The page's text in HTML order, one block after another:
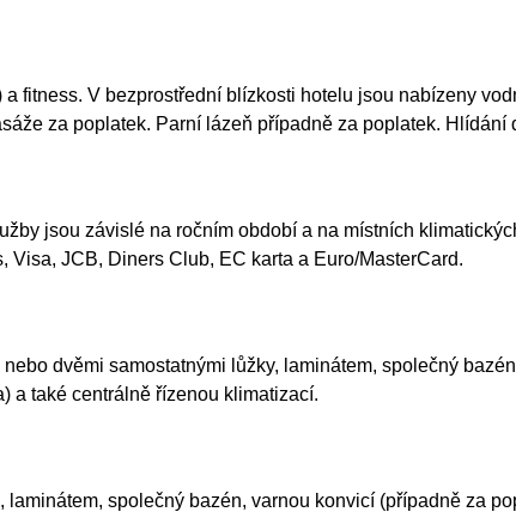
fitness. V bezprostřední blízkosti hotelu jsou nabízeny
za poplatek. Parní lázeň případně za poplatek. Hlídání
jsou závislé na ročním období a na místních
Visa, JCB, Diners Club, EC karta a Euro/MasterCard.
dvěmi samostatnými lůžky, laminátem, společný
a také centrálně řízenou klimatizací.
společný bazén, varnou konvicí (případně za